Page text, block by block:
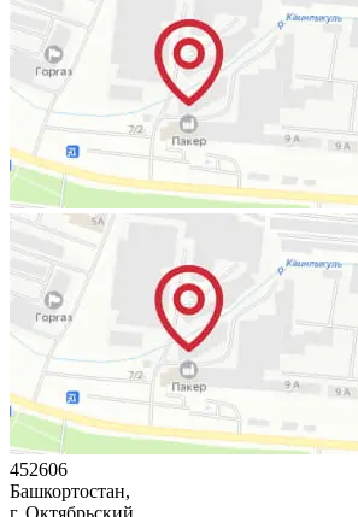
452606
Башкортостан,